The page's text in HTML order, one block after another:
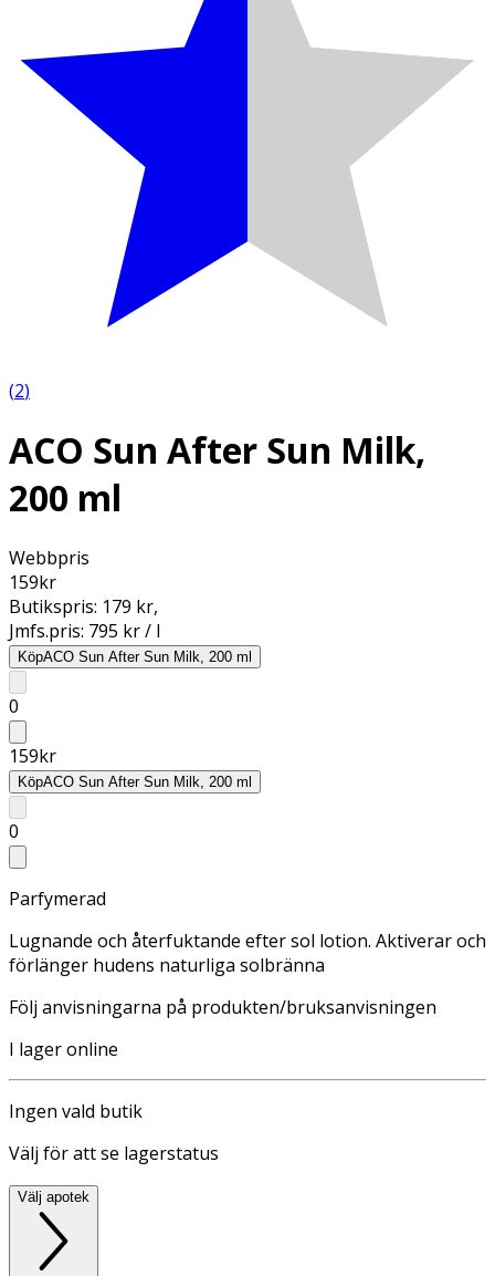
(2)
ACO Sun After Sun Milk,
200 ml
Webbpris
159kr
Butikspris: 179 kr,
Jmfs.pris: 795 kr / l
KöpACO Sun After Sun Milk, 200 ml
0
159kr
KöpACO Sun After Sun Milk, 200 ml
0
Parfymerad
Lugnande och återfuktande efter sol lotion. Aktiverar och
förlänger hudens naturliga solbränna
Följ anvisningarna på produkten/bruksanvisningen
I lager online
Ingen vald butik
Välj för att se lagerstatus
Välj apotek